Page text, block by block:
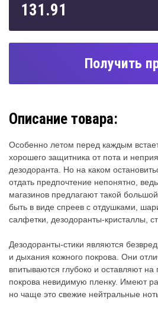
131.91
Получить
Описание товара:
Особенно летом перед каждым
хорошего защитника от пота и
дезодоранта. Но на каком
отдать предпочтение непонятно,
магазинов предлагают такой
быть в виде спреев с отдушками,
салфетки, дезодоранты-кристаллы,
Дезодоранты-стики являются
и дыхания кожного покрова. Они
впитываются глубоко и оставляют на
покрова невидимую пленку. Имеют
но чаще это свежие нейтральные